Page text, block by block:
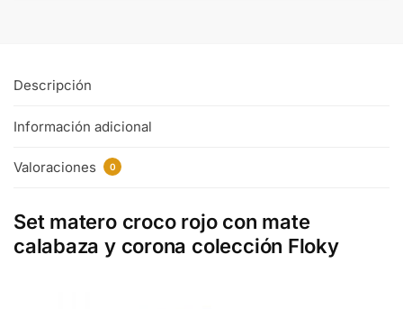
Descripción
Información adicional
Valoraciones 0
Set matero croco rojo con mate
calabaza y corona colección Floky